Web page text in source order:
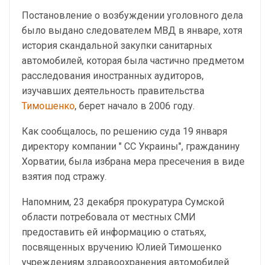
Постановление о возбуждении уголовного дела
было выдано следователем МВД в январе, хотя
история скандальной закупки санитарных
автомобилей, которая была частично предметом
расследования иностранных аудиторов,
изучавших деятельность правительства
Тимошенко, берет начало в 2006 году.
Как сообщалось, по решению суда 19 января
директору компании " СС Украины", гражданину
Хорватии, была избрана мера пресечения в виде
взятия под стражу.
Напомним, 23 декабря прокуратура Сумской
области потребовала от местных СМИ
предоставить ей информацию о статьях,
посвященных вручению Юлией Тимошенко
учреждениям здравоохранения автомобилей